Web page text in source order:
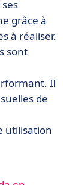
grâce à
à réaliser.
sont
Il
de
utilisation